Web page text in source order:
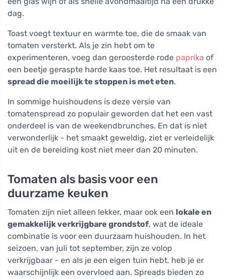
dag.
Toast voegt textuur en warmte toe, die de smaak van
tomaten versterkt. Als je zin hebt om te
experimenteren, voeg dan geroosterde rode paprika of
een beetje geraspte harde kaas toe. Het resultaat is een
spread die moeilijk te stoppen is met eten.
In sommige huishoudens is deze versie van
tomatenspread zo populair geworden dat het een vast
onderdeel is van de weekendbrunches. En dat is niet
verwonderlijk - het smaakt geweldig, ziet er verleidelijk
uit en de bereiding kost niet meer dan 20 minuten.
Tomaten als basis voor een
duurzame keuken
Tomaten zijn niet alleen lekker, maar ook een lokale en
gemakkelijk verkrijgbare grondstof, wat de ideale
combinatie is voor een duurzaam huishouden. In het
seizoen, van juli tot september, zijn ze volop
verkrijgbaar - en als je een eigen tuin hebt, heb je er
waarschijnlijk een overvloed aan. Spreads bieden zo